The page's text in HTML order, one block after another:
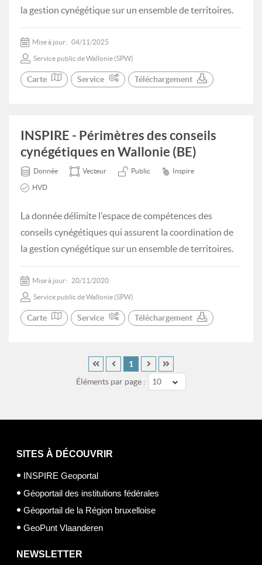
la gestion cynégétique sur un ensemble de territoires.
Mise à jour: 04/11/2025
Service public de Wallonie (SPW)
Carte Service Téléchargement
INSPIRE - Périmètres des conseils
cynégétiques en Wallonie (BE)
Donnée Vecteur Public Inspire
HVD
La donnée délimite l'espace de compétences des
conseils cynégétiques qui assurent la coordination de
la gestion cynégétique sur un ensemble de territoires.
Mise à jour: 20/11/2020
Service public de Wallonie (SPW)
Carte Service Téléchargement
Éléments par page : 10
1
SITES À DÉCOUVRIR
INSPIRE Geoportal
Géoportail des institutions fédérales
Géoportail de la Région bruxelloise
GeoPunt Vlaanderen
NEWSLETTER